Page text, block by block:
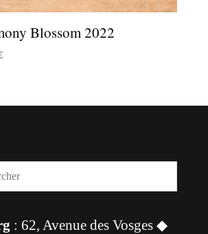
Blossom 2022
Le
: 62, Avenue des Vosges ◆